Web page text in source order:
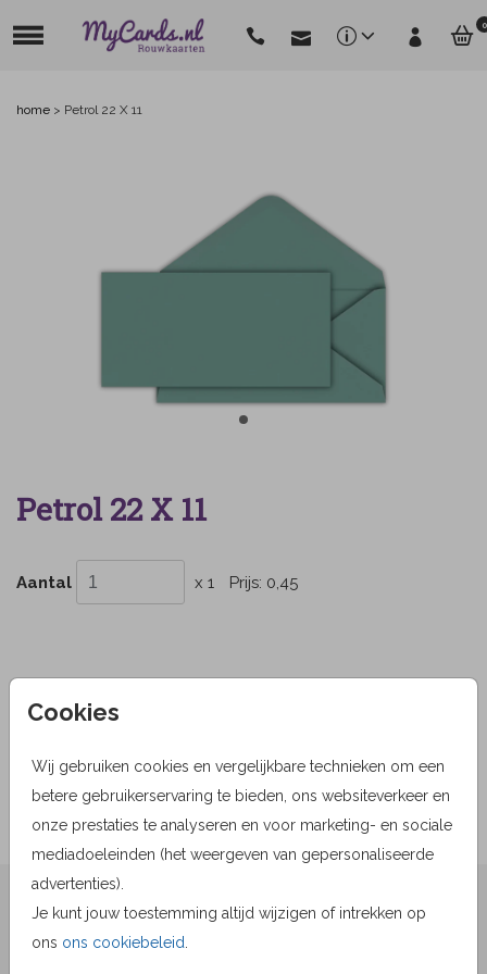
0
Cookies
Wij gebruiken cookies en vergelijkbare technieken om een
betere gebruikerservaring te bieden, ons websiteverkeer en
onze prestaties te analyseren en voor marketing- en sociale
mediadoeleinden (het weergeven van gepersonaliseerde
advertenties).
Je kunt jouw toestemming altijd wijzigen of intrekken op
ons ons cookiebeleid
home > Petrol 22 X 11
Petrol 22 X 11
Aantal x 1 Prijs: 0,45
petrol 22 x 11
Prijs:0,45 per 1
★★★★☆ Beoordelingen
9.1van1519beoordelingen